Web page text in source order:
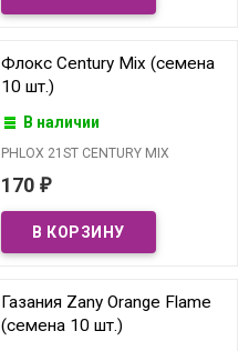
Флокс Century Mix (семена
10 шт.)
В наличии
PHLOX 21ST CENTURY MIX
170 ₽
Газания Zany Orange Flame
(семена 10 шт.)